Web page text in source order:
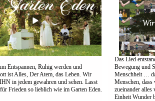
Entspannen, Ruhig werden und
ist Alles, Der Atem, das Leben. Wir
in jedem gewahren und sehen. Lasst
Frieden so lieblich wie im Garten Eden.
Das Lied
Bewegung und
Menschheit …
Menschen,
zueinander alles
Einheit Wunder